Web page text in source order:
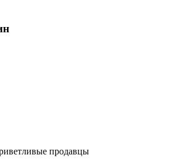
продавцы